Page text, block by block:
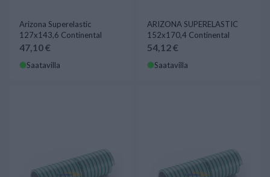
Arizona Superelastic
127x143,6 Continental
47,10 €
Saatavilla
ARIZONA SUPERELASTIC
152x170,4 Continental
54,12 €
Saatavilla